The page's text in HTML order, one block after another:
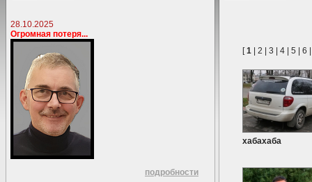
28.10.2025
Огромная потеря...
подробности
[1 2 3 4 5 6
хабахаба